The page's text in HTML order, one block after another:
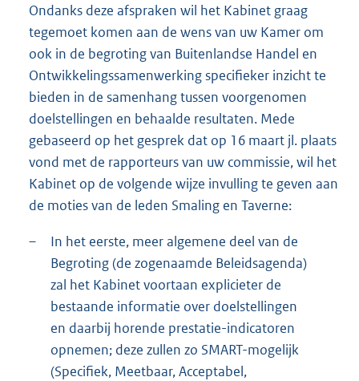
Ondanks deze afspraken wil het Kabinet graag
tegemoet komen aan de wens van uw Kamer om
ook in de begroting van Buitenlandse Handel en
Ontwikkelingssamenwerking specifieker inzicht te
bieden in de samenhang tussen voorgenomen
doelstellingen en behaalde resultaten. Mede
gebaseerd op het gesprek dat op 16 maart jl. plaats
vond met de rapporteurs van uw commissie, wil het
Kabinet op de volgende wijze invulling te geven aan
de moties van de leden Smaling en Taverne:
–
In het eerste, meer algemene deel van de
Begroting (de zogenaamde Beleidsagenda)
zal het Kabinet voortaan explicieter de
bestaande informatie over doelstellingen
en daarbij horende prestatie-indicatoren
opnemen; deze zullen zo SMART-mogelijk
(Specifiek, Meetbaar, Acceptabel,